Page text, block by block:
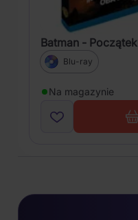
Batman - Początek
Blu-ray
Na magazynie